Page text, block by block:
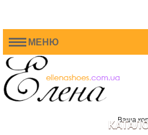
МЕНЮ
Ваша